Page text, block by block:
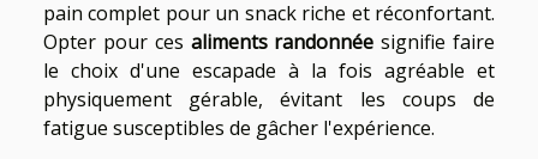
pain complet pour un snack riche et réconfortant.
Opter pour ces aliments randonnée signifie faire
le choix d'une escapade à la fois agréable et
physiquement gérable, évitant les coups de
fatigue susceptibles de gâcher l'expérience.